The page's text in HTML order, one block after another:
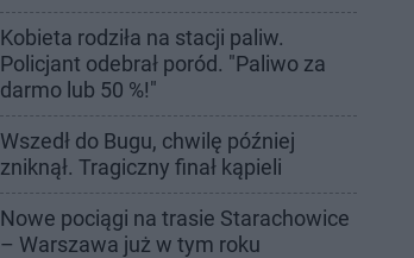
Kobieta rodziła na stacji paliw.
Policjant odebrał poród. "Paliwo za
darmo lub 50 %!"
Wszedł do Bugu, chwilę później
zniknął. Tragiczny finał kąpieli
Nowe pociągi na trasie Starachowice
– Warszawa już w tym roku